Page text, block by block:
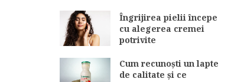
Îngrijirea pielii începe
cu alegerea cremei
potrivite
Cum recunoști un lapte
de calitate și ce